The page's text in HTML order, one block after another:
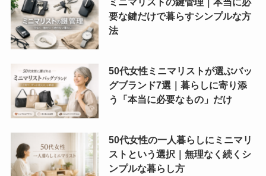
要な鍵だけで暮らすシンプルな方
法
50代女性ミニマリストが選ぶバッ
グブランド7選｜暮らしに寄り添
う「本当に必要なもの」だけ
50代女性の一人暮らしにミニマリ
ストという選択｜無理なく続くシ
ンプルな暮らし方